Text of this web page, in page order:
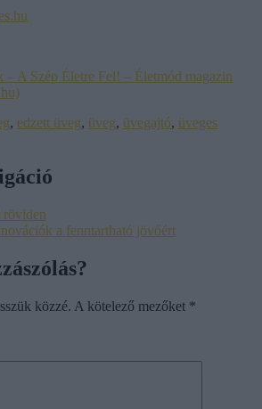
– A Szép Életre Fel! – Életmód magazin
, edzett üveg, üveg, üvegajtó, üveges
röviden
a fenntartható jövőért
közzé. A kötelező mezőket *